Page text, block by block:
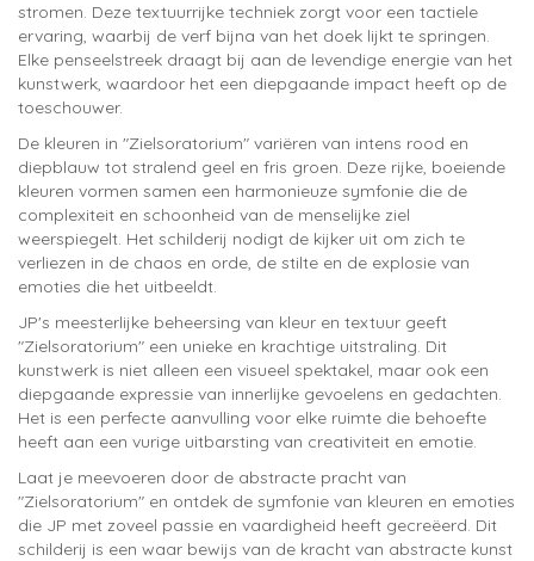
stromen. Deze textuurrijke techniek zorgt voor een tactiele
ervaring, waarbij de verf bijna van het doek lijkt te springen.
Elke penseelstreek draagt bij aan de levendige energie van het
kunstwerk, waardoor het een diepgaande impact heeft op de
toeschouwer.
De kleuren in "Zielsoratorium" variëren van intens rood en
diepblauw tot stralend geel en fris groen. Deze rijke, boeiende
kleuren vormen samen een harmonieuze symfonie die de
complexiteit en schoonheid van de menselijke ziel
weerspiegelt. Het schilderij nodigt de kijker uit om zich te
verliezen in de chaos en orde, de stilte en de explosie van
emoties die het uitbeeldt.
JP's meesterlijke beheersing van kleur en textuur geeft
"Zielsoratorium" een unieke en krachtige uitstraling. Dit
kunstwerk is niet alleen een visueel spektakel, maar ook een
diepgaande expressie van innerlijke gevoelens en gedachten.
Het is een perfecte aanvulling voor elke ruimte die behoefte
heeft aan een vurige uitbarsting van creativiteit en emotie.
Laat je meevoeren door de abstracte pracht van
"Zielsoratorium" en ontdek de symfonie van kleuren en emoties
die JP met zoveel passie en vaardigheid heeft gecreëerd. Dit
schilderij is een waar bewijs van de kracht van abstracte kunst